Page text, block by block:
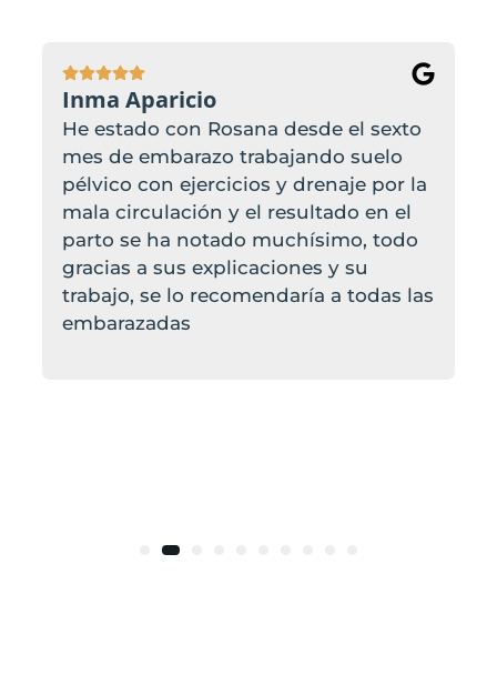
Inma Aparicio
He estado con Rosana desde el sexto
mes de embarazo trabajando suelo
pélvico con ejercicios y drenaje por la
mala circulación y el resultado en el
parto se ha notado muchísimo, todo
gracias a sus explicaciones y su
trabajo, se lo recomendaría a todas las
embarazadas